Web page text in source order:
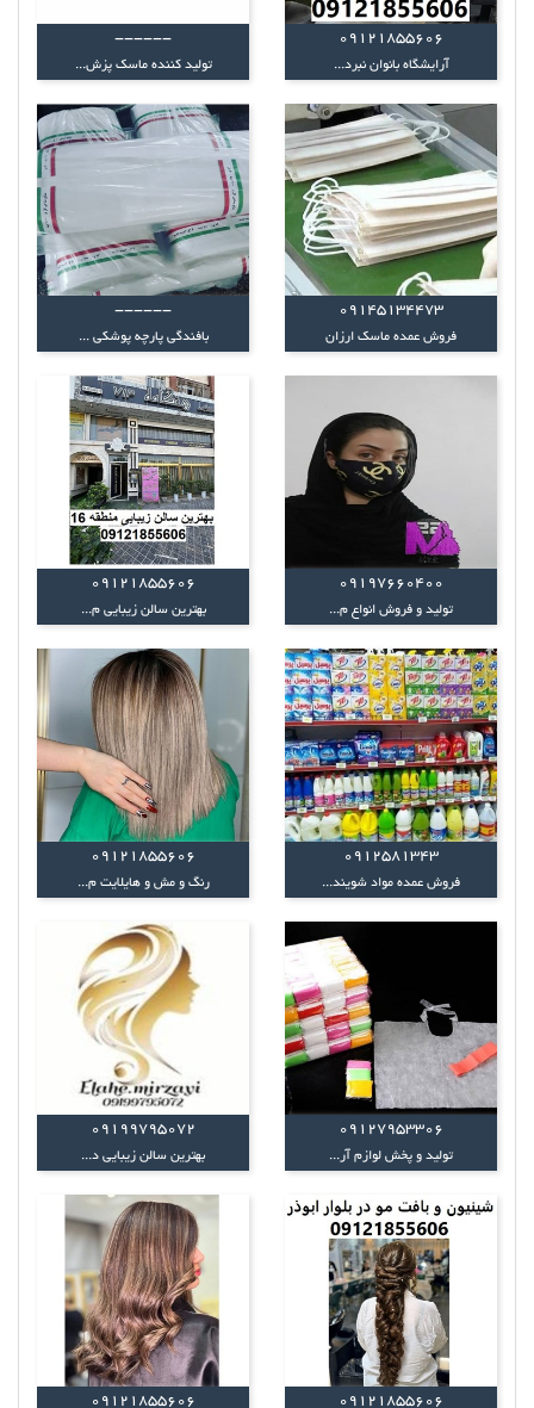
09121855606
آرایشگاه بانوان نبرد...
------
تولید کننده ماسک پزش...
۰۹۱۴۵۱۳۴۴۷۳
فروش عمده ماسک ارزان
------
بافندگی پارچه پوشکی ...
09197660400
تولید و فروش انواع م...
09121855606
بهترین سالن زیبایی م...
0912581343
فروش عمده مواد شویند...
09121855606
رنگ و مش و هایلایت م...
09127953306
تولید و پخش لوازم آر...
09199795072
بهترین سالن زیبایی د...
09121855606
09121855606